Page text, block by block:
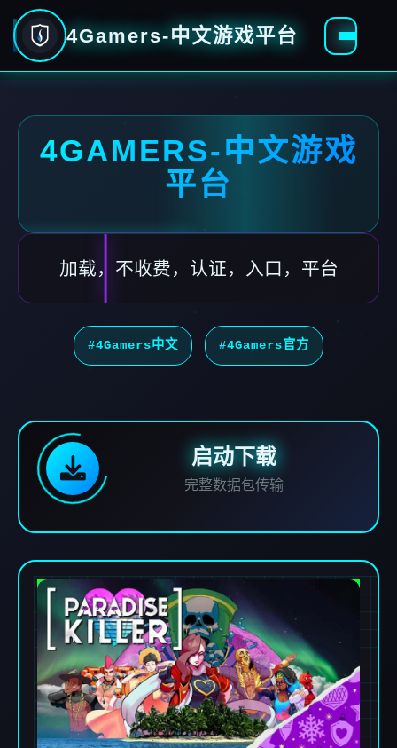
4Gamers-中文游戏平台
4GAMERS-中文游戏
平台
加载，不收费，认证，入口，平台
#4Gamers中文 #4Gamers官方
启动下载
完整数据包传输